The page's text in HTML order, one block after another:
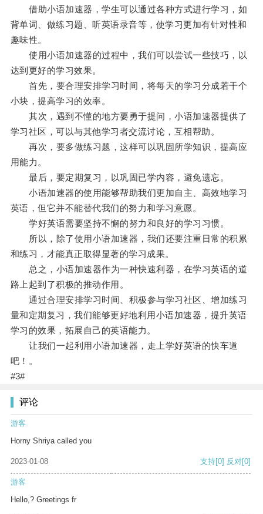
借助小语加速器，学生可以通过各种方式进行学习，如
背单词、做练习题、听英语录音等，使学习更加有针对性和
趣味性。
使用小语加速器的过程中，我们可以尝试一些技巧，以
达到更好的学习效果。
首先，要合理安排学习时间，将每天的学习分成若干个
小块，提高学习的效率。
其次，遇到不懂的地方要勇于提问，小语加速器提供了
学习社区，可以与其他学习者交流讨论，互相帮助。
再次，要多做练习题，这样可以巩固所学知识，提高应
用能力。
最后，要定期复习，以巩固已学内容，避免遗忘。
小语加速器的使用能够帮助我们更加自主、高效地学习
英语，但它并不能替代我们的努力和学习意愿。
学好英语需要坚持不懈的努力和良好的学习习惯。
所以，除了使用小语加速器，我们还要注重日常的积累
和练习，才能真正取得显著的学习成果。
总之，小语加速器作为一种快速利器，在学习英语的道
路上起到了积极的推动作用。
通过合理安排学习时间、积极参与学习社区、增加练习
量和定期复习，我们能够更好地利用小语加速器，提升英语
学习的效果，拓展自己的英语能力。
让我们一起利用小语加速器，走上学好英语的快车道
吧！。
#3#
评论
游客
Horny Shriya called you
2023-01-08 支持[0] 反对[0]
游客
Hello,? Greetings fr